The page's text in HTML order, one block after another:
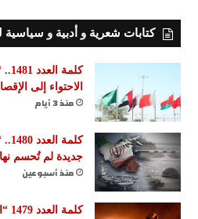
كتابات شعرية و أدبية و سياسية
كلمة
الاحتواء إلى
منذ 3 أيام
كلمة
جديدة لم تُحسم
منذ أسبوعين